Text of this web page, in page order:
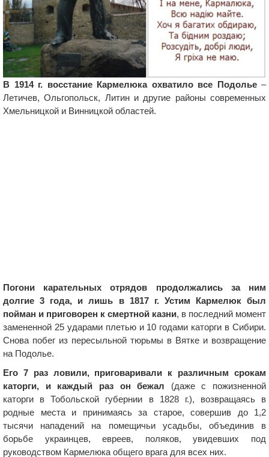
В 1914 г. восстание Кармелюка охватило все Подолье–
Летичев, Ольгопольск, Литин и другие районы современных
Хмельницкой и Винницкой областей.
Погони карательных отрядов продолжались за ним
долгие 3 года, и лишь в 1817 г. Устим Кармелюк был
пойман и приговорен к смертной казни, в последний момент
замененной 25 ударами плетью и 10 годами каторги в Сибири.
Снова побег из пересыльной тюрьмы в Вятке и возвращение
на Подолье.
Его 7 раз ловили, приговаривали к различным срокам
каторги, и каждый раз он бежал (даже с пожизненной
каторги в Тобольской губернии в 1828 г.), возвращаясь в
родные места и принимаясь за старое, совершив до 1,2
тысячи нападений на помещичьи усадьбы, объединив в
борьбе украинцев, евреев, поляков, увидевших под
руководством Кармелюка общего врага для всех них.